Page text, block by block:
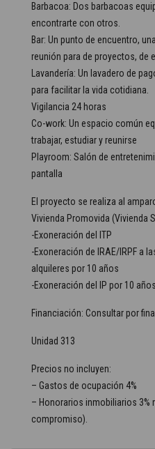
Barbacoa: Dos barbacoas
encontrarte con otros.
Bar: Un punto de encuentro,
reunión para de proyectos, de
Lavandería: Un lavadero de
para facilitar la vida cotidiana.
Vigilancia 24 horas
Co-work: Un espacio común
trabajar, estudiar y reunirse
Playroom: Salón de
pantalla
El proyecto se realiza al
Vivienda Promovida (Vivienda
-Exoneración del ITP
-Exoneración de IRAE/IRPF a
alquileres por 10 años
-Exoneración del IP por 10 años
Financiación: Consultar por
Unidad 313
Precios no incluyen:
– Gastos de ocupación 4%
– Honorarios inmobiliarios 3%
compromiso).